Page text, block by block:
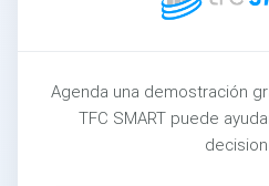
Agenda una demostración
TFC SMART puede